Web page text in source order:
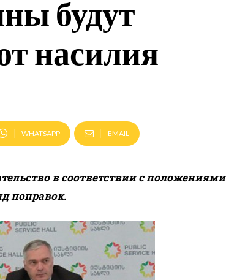
будут
насилия
WHATSAPP EMAIL
в соответствии с положениями
поправок.